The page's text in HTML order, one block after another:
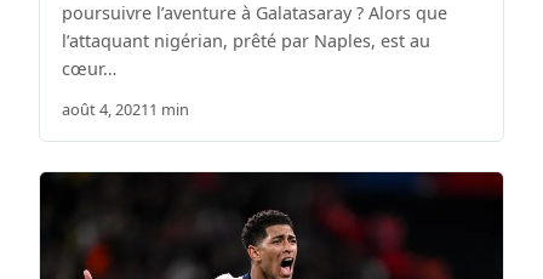
poursuivre l’aventure à Galatasaray ? Alors que
l’attaquant nigérian, prêté par Naples, est au
cœur…
août 4, 20211 min